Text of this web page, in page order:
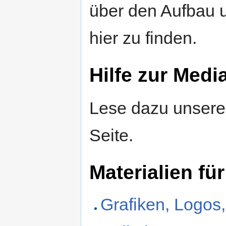
über den Aufbau
hier zu finden.
Hilfe zur
Lese dazu
Seite.
Materialien
Grafiken,